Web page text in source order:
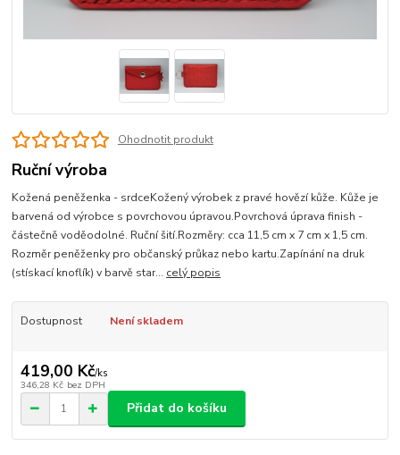
Ohodnotit produkt
Ruční výroba
Kožená peněženka - srdceKožený výrobek z pravé hovězí kůže. Kůže je
barvená od výrobce s povrchovou úpravou.Povrchová úprava finish -
částečně voděodolné. Ruční šití.Rozměry: cca 11,5 cm x 7 cm x 1,5 cm.
Rozměr peněženky pro občanský průkaz nebo kartu.Zapínání na druk
(stískací knoflík) v barvě star... celý popis
Dostupnost Není skladem
419,00 Kč/ks
346,28 Kč bez DPH
Přidat do košíku